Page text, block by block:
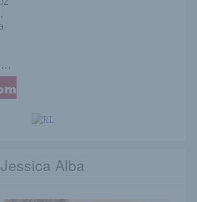
Jessica Alba